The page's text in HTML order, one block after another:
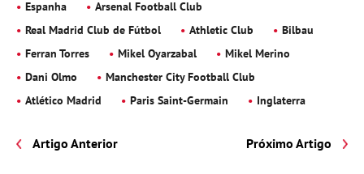
Espanha
Arsenal Football Club
Real Madrid Club de Fútbol
Athletic Club
Bilbau
Ferran Torres
Mikel Oyarzabal
Mikel Merino
Dani Olmo
Manchester City Football Club
Atlético Madrid
Paris Saint-Germain Inglaterra
Artigo Anterior Próximo Artigo